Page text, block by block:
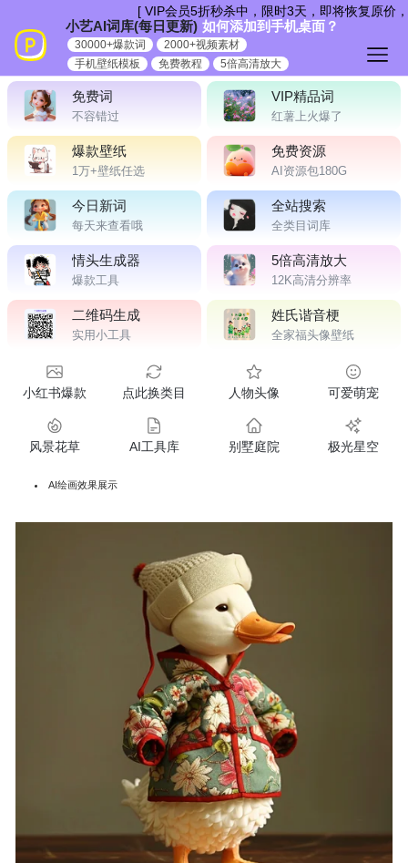
容
免费词
不容错过
VIP精品词
红薯上火爆了
爆款壁纸
1万+壁纸任选
免费资源
AI资源包180G
今日新词
每天来查看哦
全站搜索
全类目词库
情头生成器
爆款工具
5倍高清放大
12K高清分辨率
二维码生成
实用小工具
姓氏谐音梗
全家福头像壁纸
小红书爆款 点此换类目 人物头像 可爱萌宠
风景花草 AI工具库 别墅庭院 极光星空
AI绘画效果展示
[ VIP会员5折秒杀中，限时3天，即将恢复原价
小艺AI词库(每日更新) 如何添加到手机桌面？
30000+爆款词
2000+视频素材
手机壁纸模板
免费教程 5倍高清放大